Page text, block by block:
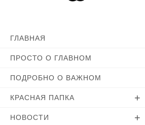
ГЛАВНАЯ
ПРОСТО О ГЛАВНОМ
ПОДРОБНО О ВАЖНОМ
КРАСНАЯ ПАПКА
НОВОСТИ